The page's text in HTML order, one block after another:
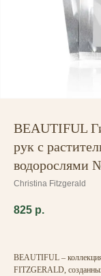
BEAUTIFUL
рук с
водорослями
Christina Fitzgerald
825 р.
BEAUTIFUL –
FITZGERALD,